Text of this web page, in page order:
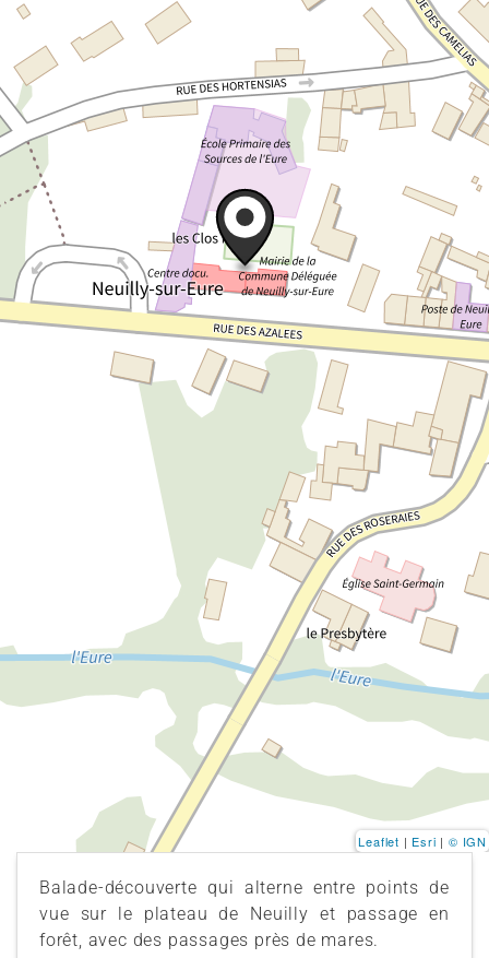
Balade-découverte qui alterne entre points de
vue sur le plateau de Neuilly et passage en
forêt, avec des passages près de mares.
Leaflet | Esri | © IGN